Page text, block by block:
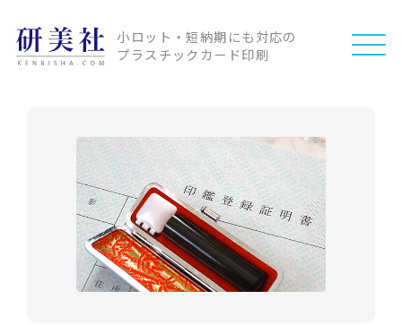
小ロット・短納期にも対応の
プラスチックカード印刷